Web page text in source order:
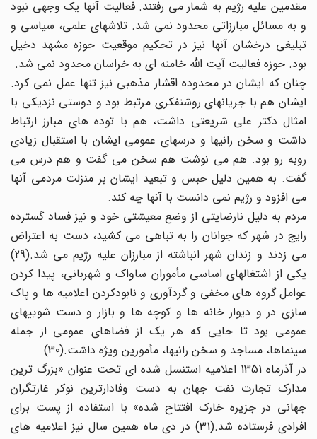
مقدمین علیه رژیم به شمار می رفتند. فعالیت آنها یک وجهی نبود
و به مسائل مبارزاتی محدود نمی شد. تلاشهای علمی، سیاسی و
تبلیغی درخشان آنها نیز در تحکیم موقعیت حوزه مشهد دخیل
بود. حوزه فعالیت آیت الله خامنه ای به خراسان محدود نمی شد.
چنان که ایشان در محدوده اقشار مذهبی نیز تنها عمل نمی کرد.
ایشان هم با جریانهای روشنفکری مرتبط بود و دوستی نزدیکی با
امثال دکتر علی شریعتی داشت، هم با توده های مبارز ارتباط
داشت و سخن رانیها و درسهای عمومی ایشان با استقبال زیادی
روبه رو بود. هم می نوشت هم سخن می گفت و هم درس می
گفت. به همین دلیل حبس و تبعید ایشان بر منزلت مردمی آنها
می افزود و رژیم نمی دانست با آنها چه کند.
مردم به دلیل نارضایتی از وضع معیشتی خود و نیز فساد گسترده
رایج در شهر که جوانان را به تباهی می کشید، دست به اعتراض
می زدند و زندان شهر انباشته از مبارزان علیه رژیم می شد.(29)
یکی از اشتغالهای اساسی مأموران ساواک و شهربانی، پیدا کردن
عوامل گروه های مخفی و گردآوری و نابودکردن اعلامیه ها و پاک
سازی در و دیوار خانه ها و کوچه ها و بازار و دست شوییهای
عمومی بود تا جایی که هر یک از فضاهای عمومی از جمله
سینماها، مساجد و سخن رانیها، مأمورین ویژه داشت.(30)
در آذرماه 1351 اعلامیه استنسل شده ای تحت عنوان «بزرگ ترین
مدارک تجارت نفت جهان به دست وفادارترین نوکر غارتگران
جهانی در جزیره خارک افتتاح شده» با استفاده از پست برای
افرادی فرستاده شد.(31) در دی ماه همین سال نیز اعلامیه های